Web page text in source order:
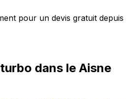
pour un devis gratuit depuis
dans le Aisne